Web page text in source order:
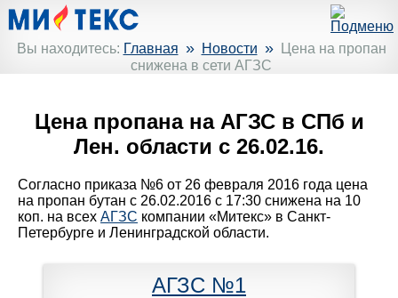
Вы находитесь: Главная » Новости »
Цена на пропан
снижена в сети АГЗС
Цена пропана на АГЗС в СПб и
Лен. области с 26.02.16.
Согласно приказа №6 от 26 февраля 2016 года цена
на пропан бутан с 26.02.2016 с 17:30 снижена на 10
коп. на всех АГЗС компании «Митекс» в Санкт-
Петербурге и Ленинградской области.
АГЗС №1